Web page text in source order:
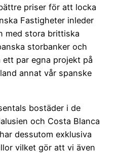
priser för att locka
Fastigheter inleder
med stora brittiska
storbanker och
par egna projekt på
annat vår spanske
bostäder i de
och Costa Blanca
dessutom exklusiva
vilket gör att vi även